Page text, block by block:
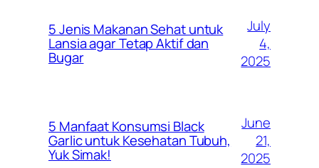
5 Jenis Makanan Sehat untuk
Lansia agar Tetap Aktif dan
Bugar
July
4,
2025
5 Manfaat Konsumsi Black
Garlic untuk Kesehatan Tubuh,
Yuk Simak!
June
21,
2025